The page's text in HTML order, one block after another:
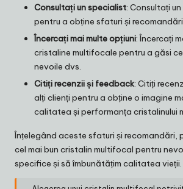
Consultați un specialist: Consultați
pentru a obține sfaturi și
Încercați mai multe opțiuni: Încercați
cristaline multifocale pentru a găsi
nevoile dvs.
Citiți recenzii și feedback: Citiți
alți clienți pentru a obține o imagine
calitatea și performanța cristalinului
Înțelegând aceste sfaturi și recomandări,
cel mai bun cristalin multifocal pentru
specifice și să îmbunătățim calitatea vieții.